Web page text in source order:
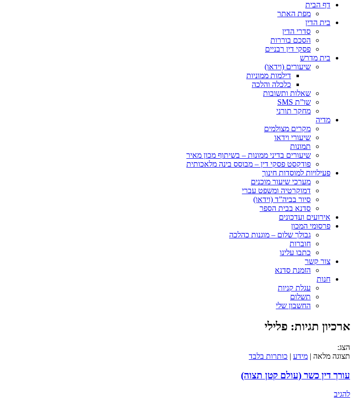
דף הבית
מפת האתר
בית הדין
סדרי הדין
הסכם בוררות
פסקי דין רבניים
בית מדרש
שיעורים (וידאו)
דילמות ממוניות
כלכלה והלכה
שאלות ותשובות
שו”ת SMS
מחקר תורני
מדיה
מקרים מצולמים
שיעורי וידאו
תמונות
שיעורים בדיני ממונות – בשיתוף מכון מאיר
פודקסט פסקי דין – מבוסס בינה מלאכותית
פעילויות למוסדות חינוך
מערכי שיעור מוכנים
דמוקרטיה ומשפט עברי
סיור בביה”ד (וידאו)
סדנא בבית הספר
אירועים ועדכונים
פרסומי המכון
גבולך שלום – מוגנות כהלכה
חוברות
כתבו עלינו
צור קשר
הזמנת סדנא
חנות
עגלת קניות
תשלום
החשבון שלי
ארכיון תגיות: פלילי
הצג:
תצוגה מלאה | מידע | כותרות בלבד
עורך דין כשר (עולם קטן תצוה)
להגיב